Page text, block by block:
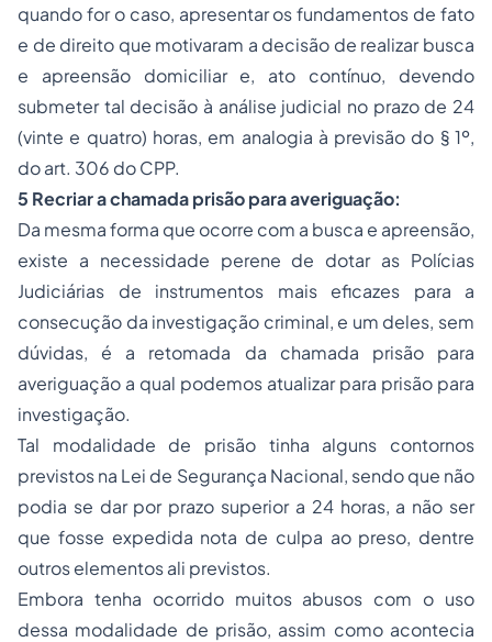
quando for o caso, apresentar os fundamentos de fato
e de direito que motivaram a decisão de realizar busca
e apreensão domiciliar e, ato contínuo, devendo
submeter tal decisão à análise judicial no prazo de 24
(vinte e quatro) horas, em analogia à previsão do § 1º,
do art. 306 do CPP.
5 Recriar a chamada prisão para averiguação:
Da mesma forma que ocorre com a busca e apreensão,
existe a necessidade perene de dotar as Polícias
Judiciárias de instrumentos mais eficazes para a
consecução da investigação criminal, e um deles, sem
dúvidas, é a retomada da chamada prisão para
averiguação a qual podemos atualizar para prisão para
investigação.
Tal modalidade de prisão tinha alguns contornos
previstos na Lei de Segurança Nacional, sendo que não
podia se dar por prazo superior a 24 horas, a não ser
que fosse expedida nota de culpa ao preso, dentre
outros elementos ali previstos.
Embora tenha ocorrido muitos abusos com o uso
dessa modalidade de prisão, assim como acontecia